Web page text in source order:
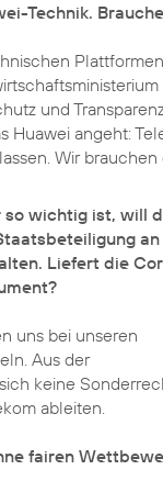
Technik.
und
Huawei angeht:
Wir
wichtig ist, will
Liefert die
uns bei unseren
Aus der
keine
ableiten.
fairen